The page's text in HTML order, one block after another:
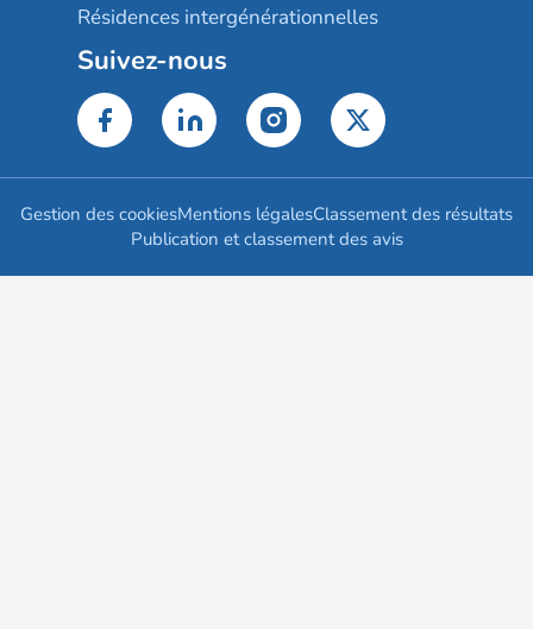
Résidences intergénérationnelles
Suivez-nous
Gestion des cookiesMentions légalesClassement des résultats
Publication et classement des avis